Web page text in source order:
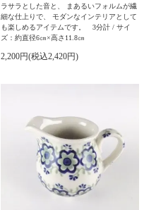
ラサラとした音と、 まあるいフォルムが繊
細な仕上りで、 モダンなインテリアとして
も楽しめるアイテムです。 3分計 / サイ
ズ：約直径6㎝×高さ11.8㎝
2,200円(税込2,420円)